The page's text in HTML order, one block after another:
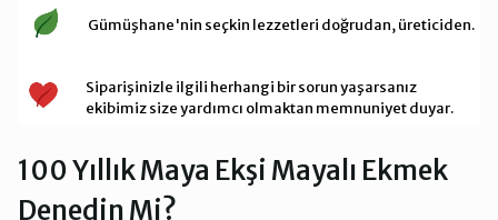
Gümüşhane'nin seçkin lezzetleri doğrudan, üreticiden.
Siparişinizle ilgili herhangi bir sorun yaşarsanız
ekibimiz size yardımcı olmaktan memnuniyet duyar.
100 Yıllık Maya Ekşi Mayalı Ekmek
Denedin Mi?